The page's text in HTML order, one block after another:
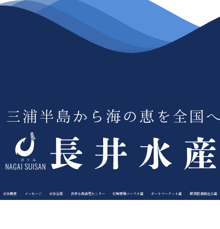
会社概要 メッセージ 会社沿革 長井水産直売センター 彩鮮市場コースカ店 ポートマーケット店 横須賀湘南池上店